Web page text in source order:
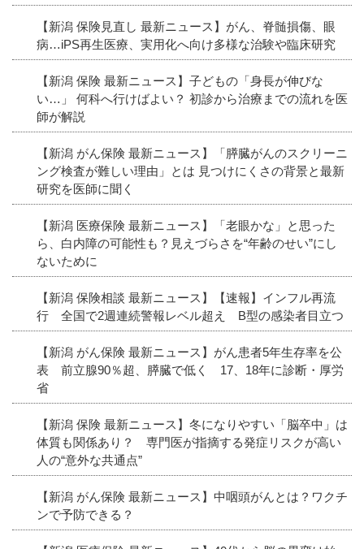
【新潟 保険見直し 最新ニュース】がん、脊髄損傷、眼
病…iPS再生医療、実用化へ向け多様な治験や臨床研究
【新潟 保険 最新ニュース】子どもの「身長が伸びな
い…」 何科へ行けばよい？ 初診から治療までの流れを医
師が解説
【新潟 がん保険 最新ニュース】「膵臓がんのスクリーニ
ング検査が難しい理由」とは 見つけにくさの背景と最新
研究を医師に聞く
【新潟 医療保険 最新ニュース】「老眼かな」と思った
ら、白内障の可能性も？見えづらさを“年齢のせい”にし
ないために
【新潟 保険相談 最新ニュース】【速報】インフル再流
行 全国で2週連続警報レベル超え B型の感染者目立つ
【新潟 がん保険 最新ニュース】がん患者5年生存率を公
表 前立腺90％超、膵臓で低く 17、18年に診断・厚労
省
【新潟 保険 最新ニュース】冬になりやすい「脳卒中」は
体質も関係あり？ 専門医が指摘する発症リスクが高い
人の“意外な共通点”
【新潟 がん保険 最新ニュース】中咽頭がんとは？ワクチ
ンで予防できる？